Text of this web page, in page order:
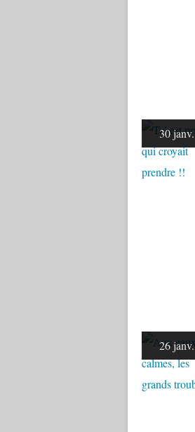
30 janv.
26 janv.